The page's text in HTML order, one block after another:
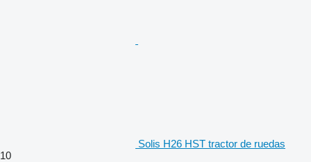
Solis H26 HST tractor de ruedas
10